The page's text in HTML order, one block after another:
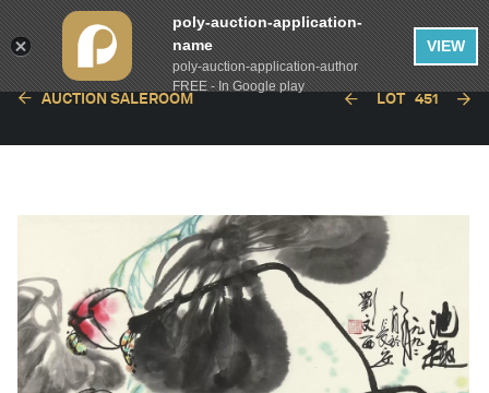
AUCTION SALEROOM LOT 451
poly-auction-application-
name
poly-auction-application-author
FREE - In Google play
VIEW